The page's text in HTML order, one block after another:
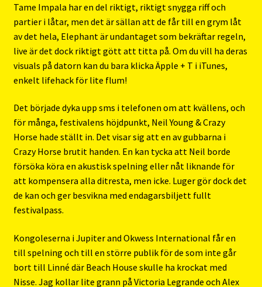
Tame Impala har en del riktigt, riktigt snygga riff och
partier i låtar, men det är sällan att de får till en grym låt
av det hela, Elephant är undantaget som bekräftar regeln,
live är det dock riktigt gött att titta på. Om du vill ha deras
visuals på datorn kan du bara klicka Äpple + T i iTunes,
enkelt lifehack för lite flum!
Det började dyka upp sms i telefonen om att kvällens, och
för många, festivalens höjdpunkt, Neil Young & Crazy
Horse hade ställt in. Det visar sig att en av gubbarna i
Crazy Horse brutit handen. En kan tycka att Neil borde
försöka köra en akustisk spelning eller nåt liknande för
att kompensera alla ditresta, men icke. Luger gör dock det
de kan och ger besvikna med endagarsbiljett fullt
festivalpass.
Kongoleserna i Jupiter and Okwess International får en
till spelning och till en större publik för de som inte går
bort till Linné där Beach House skulle ha krockat med
Nisse. Jag kollar lite grann på Victoria Legrande och Alex